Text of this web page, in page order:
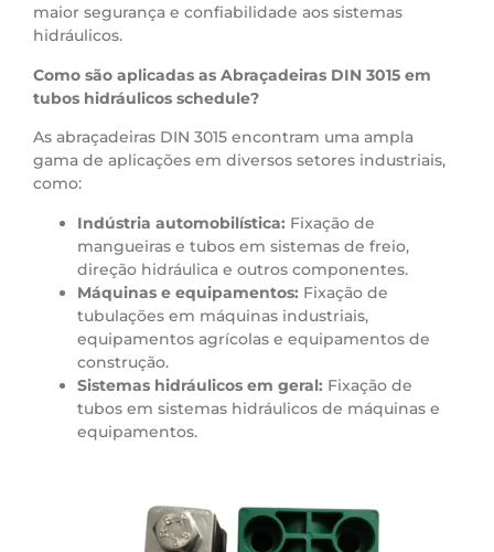
maior segurança e confiabilidade aos sistemas
hidráulicos.
Como são aplicadas as Abraçadeiras DIN 3015 em
tubos hidráulicos schedule?
As abraçadeiras DIN 3015 encontram uma ampla
gama de aplicações em diversos setores industriais,
como:
Indústria automobilística: Fixação de
mangueiras e tubos em sistemas de freio,
direção hidráulica e outros componentes.
Máquinas e equipamentos: Fixação de
tubulações em máquinas industriais,
equipamentos agrícolas e equipamentos de
construção.
Sistemas hidráulicos em geral: Fixação de
tubos em sistemas hidráulicos de máquinas e
equipamentos.